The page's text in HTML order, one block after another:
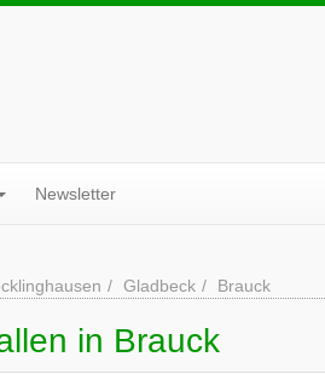
Newsletter
Gladbeck Brauck
in Brauck